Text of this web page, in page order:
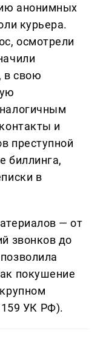
анонимных
курьера.
осмотрели
в свою
и
преступной
биллинга,
в
— от
звонков до
покушение
159 УК РФ).